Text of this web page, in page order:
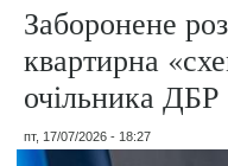
Заборонене
квартирна
очільника ДБР
пт, 17/07/2026 - 18:27